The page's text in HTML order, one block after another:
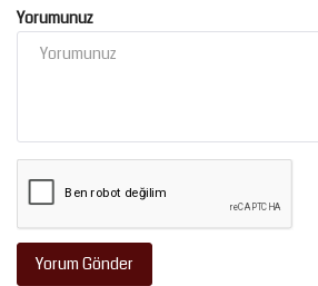
Yorumunuz
Yorum Gönder